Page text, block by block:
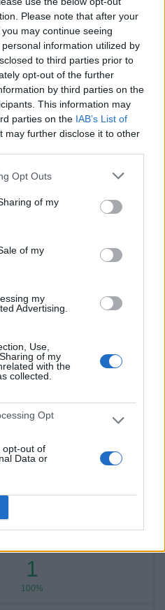
Please note that after your
may continue seeing
information utilized by
to third parties prior to
opt-out of the further
by third parties on the
This information may
parties on the IAB’s List of
may further disclose it to other
Opt Outs
of my
of my
my
Advertising.
Use,
of my
with the
collected.
Opt
opt-out of
Data or
completo
TOTAL
1
CANALES TV
DÍAS
PARTIDO
100%
Femenino
1 (100%)
completo
DÍA DE LA SEMANA
1
100%